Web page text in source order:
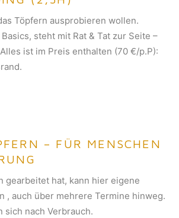
Töpfern ausprobieren wollen.
steht mit Rat & Tat zur Seite –
ist im Preis enthalten (70 €/p.P):
– FÜR MENSCHEN
gearbeitet hat, kann hier eigene
, auch über mehrere Termine hinweg.
sich nach Verbrauch.